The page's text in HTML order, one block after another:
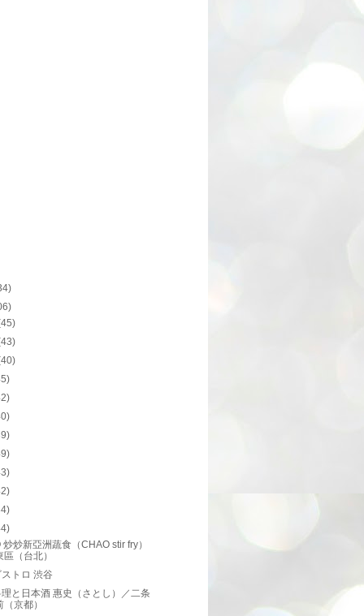
炒新亞洲蔬食（CHAO stir fry）
區（台北）
トロ 渋谷
と日本酒 惠史（さとし）／二条
（京都）